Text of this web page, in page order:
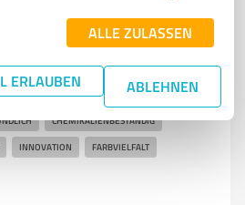
ALLE ZULASSEN
ERLAUBEN ABLEHNEN
von Panadur GmbH
HERSTELLER BAU
CHEMIKALIENBESTÄNDIG
INNOVATION FARBVIELFALT